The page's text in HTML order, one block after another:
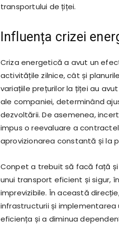
transportului de țiței.
Influența crizei
Criza energetică a avut un
activitățile zilnice, cât și
variațiile prețurilor la țiței au
ale companiei, determinând
dezvoltării. De asemenea,
impus o reevaluare a
aprovizionarea constantă și la
Conpet a trebuit să facă față
unui transport eficient și sigur,
imprevizibile. În această
infrastructurii și
eficiența și a diminua